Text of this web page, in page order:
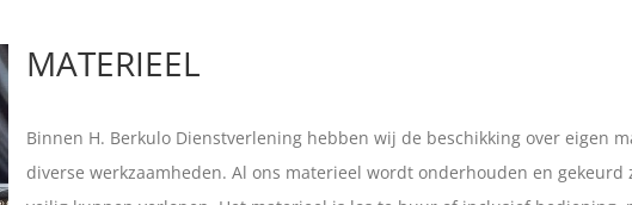
MATERIEEL
Binnen H. Berkulo Dienstverlening hebben wij de beschikking over eigen
diverse werkzaamheden. Al ons materieel wordt onderhouden en gekeurd